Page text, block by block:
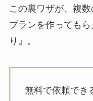
この裏ワザが、複
プランを作っても
り』。
無料で依頼でき